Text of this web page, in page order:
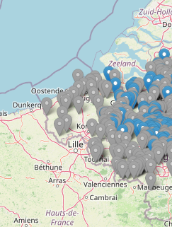
Schapentocht
Het lossen van de kunst
Kerkstraten
7 rollen van Steven Seagal
Dodentocht
Redelijk slecht weer
In vogelvlucht